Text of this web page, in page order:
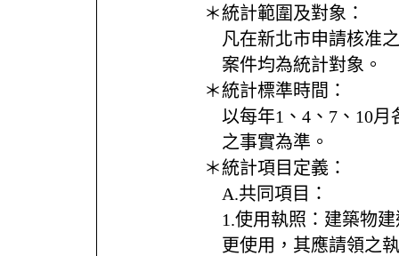
＊統計範圍及對象：
凡在新北市申請核准
案件均為統計對象。
＊統計標準時間：
以每年1、4、7、10
之事實為準。
＊統計項目定義：
A.共同項目：
1.使用執照：建築物
更使用，其應請領之